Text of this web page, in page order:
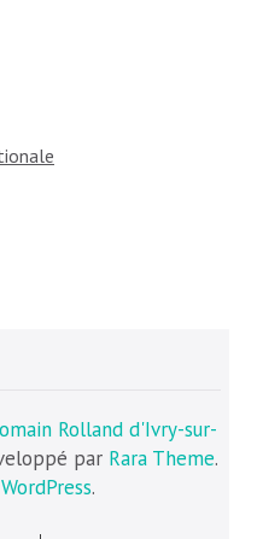
Rolland d'Ivry-sur-
par Rara Theme.
WordPress.